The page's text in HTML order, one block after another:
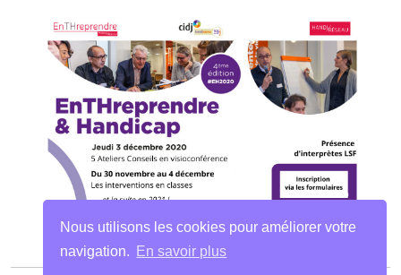
Nous utilisons les cookies pour améliorer votre
navigation.
En savoir plus